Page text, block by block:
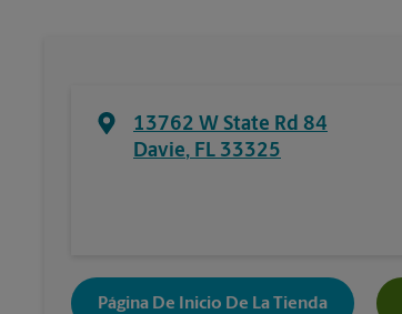
13762 W State Rd 84
Davie, FL 33325
Página De Inicio De La Tienda